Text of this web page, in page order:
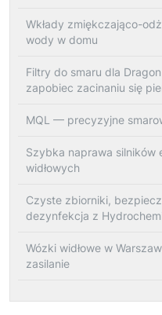
Wkłady zmiękczająco-
wody w domu
Filtry do smaru dla
zapobiec zacinaniu się
MQL — precyzyjne
Szybka naprawa
widłowych
Czyste zbiorniki,
dezynfekcja z
Wózki widłowe w
zasilanie